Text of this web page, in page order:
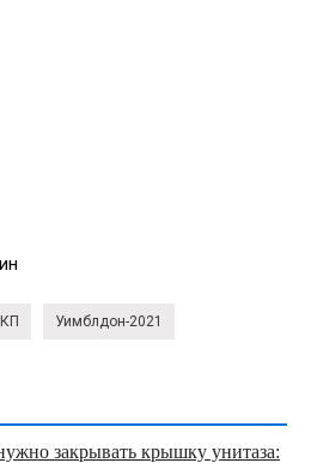
Уимблдон-2021
закрывать крышку унитаза: